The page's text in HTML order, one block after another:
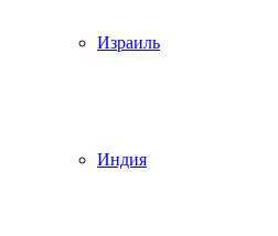
Израиль
Индия